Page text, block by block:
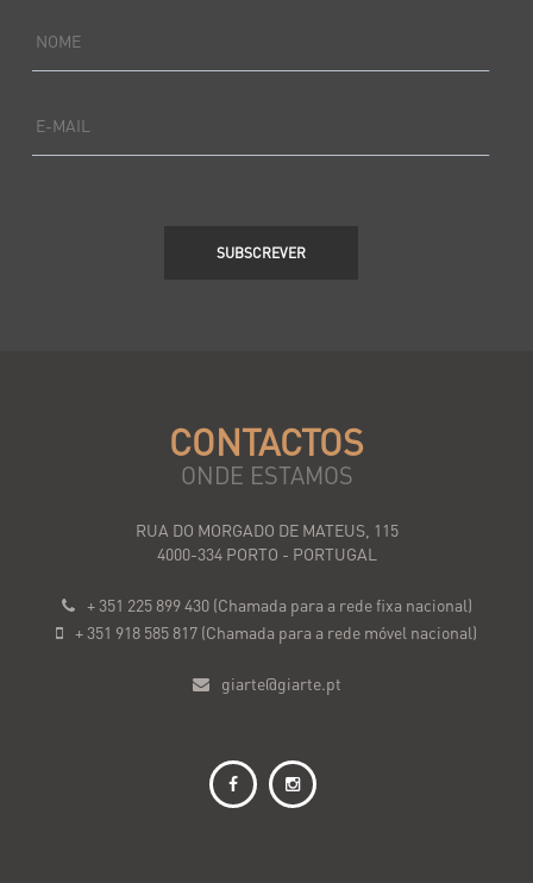
NOME
E-MAIL
SUBSCREVER
CONTACTOS
ONDE ESTAMOS
RUA DO MORGADO DE MATEUS, 115
4000-334 PORTO - PORTUGAL
+ 351 225 899 430 (Chamada para a rede fixa nacional)
+ 351 918 585 817 (Chamada para a rede móvel nacional)
giarte@giarte.pt